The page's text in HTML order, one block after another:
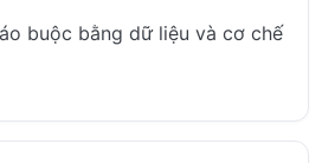
buộc bằng dữ liệu và cơ chế